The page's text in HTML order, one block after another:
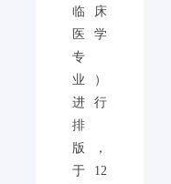
临床
医学
专
业）
进行
排
版，
于12